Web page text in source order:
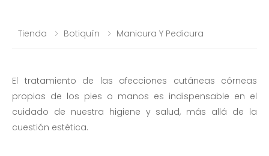
Tienda Botiquín Manicura Y Pedicura
El tratamiento de las afecciones cutáneas córneas
propias de los pies o manos es indispensable en el
cuidado de nuestra higiene y salud, más allá de la
cuestión estética.